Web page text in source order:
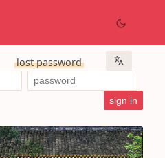
lost password